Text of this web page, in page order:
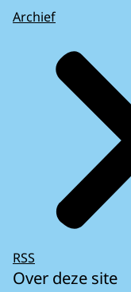
Archief
RSS
Over deze site